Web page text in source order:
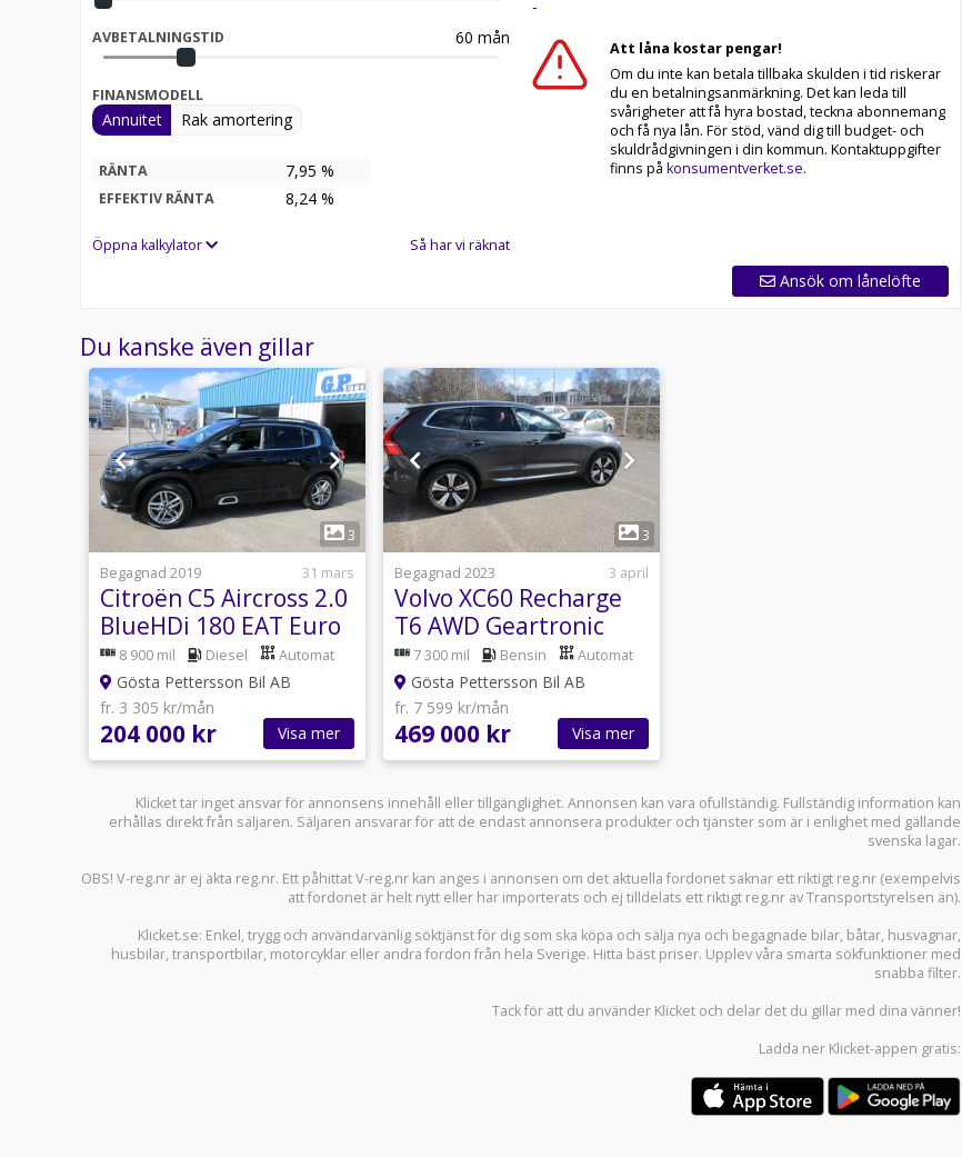
AVBETALNINGSTID 60 mån
FINANSMODELL
Annuitet Rak amortering
RÄNTA 7,95 %
EFFEKTIV RÄNTA 8,24 %
Öppna kalkylator Så har vi räknat
-
Att låna kostar pengar!
Om du inte kan betala tillbaka skulden i tid riskerar
du en betalningsanmärkning. Det kan leda till
svårigheter att få hyra bostad, teckna abonnemang
och få nya lån. För stöd, vänd dig till budget- och
skuldrådgivningen i din kommun. Kontaktuppgifter
finns på konsumentverket.se.
Ansök om lånelöfte
Du kanske även gillar
1
3
Begagnad 2019
31 mars
Citroën C5 Aircross 2.0
BlueHDi 180 EAT Euro
6 8 900 mil Diesel Automat
Gösta Pettersson Bil AB
fr. 3 305 kr/mån
204 000 kr Visa mer
1
3
Begagnad 2023
3 april
Volvo XC60 Recharge
T6 AWD Geartronic
Inscription Euro 6
7 300 mil Bensin Automat
Gösta Pettersson Bil AB
fr. 7 599 kr/mån
469 000 kr Visa mer
Klicket tar inget ansvar för annonsens innehåll eller tillgänglighet. Annonsen kan vara ofullständig. Fullständig information kan
erhållas direkt från säljaren. Säljaren ansvarar för att de endast annonsera produkter och tjänster som är i enlighet med gällande
svenska lagar.
OBS! V-reg.nr är ej äkta reg.nr. Ett påhittat V-reg.nr kan anges i annonsen om det aktuella fordonet saknar ett riktigt reg.nr (exempelvis
att fordonet är helt nytt eller har importerats och ej tilldelats ett riktigt reg.nr av Transportstyrelsen än).
Klicket.se: Enkel, trygg och användarvänlig söktjänst för dig som ska köpa och sälja nya och begagnade bilar, båtar, husvagnar,
husbilar,transportbilar, motorcyklar eller andra fordon från hela Sverige. Hitta bäst priser. Upplev våra smarta sökfunktioner med
snabba filter.
Tack för att du använder Klicket och delar det du gillar med dina vänner!
Ladda ner Klicket-appen gratis: